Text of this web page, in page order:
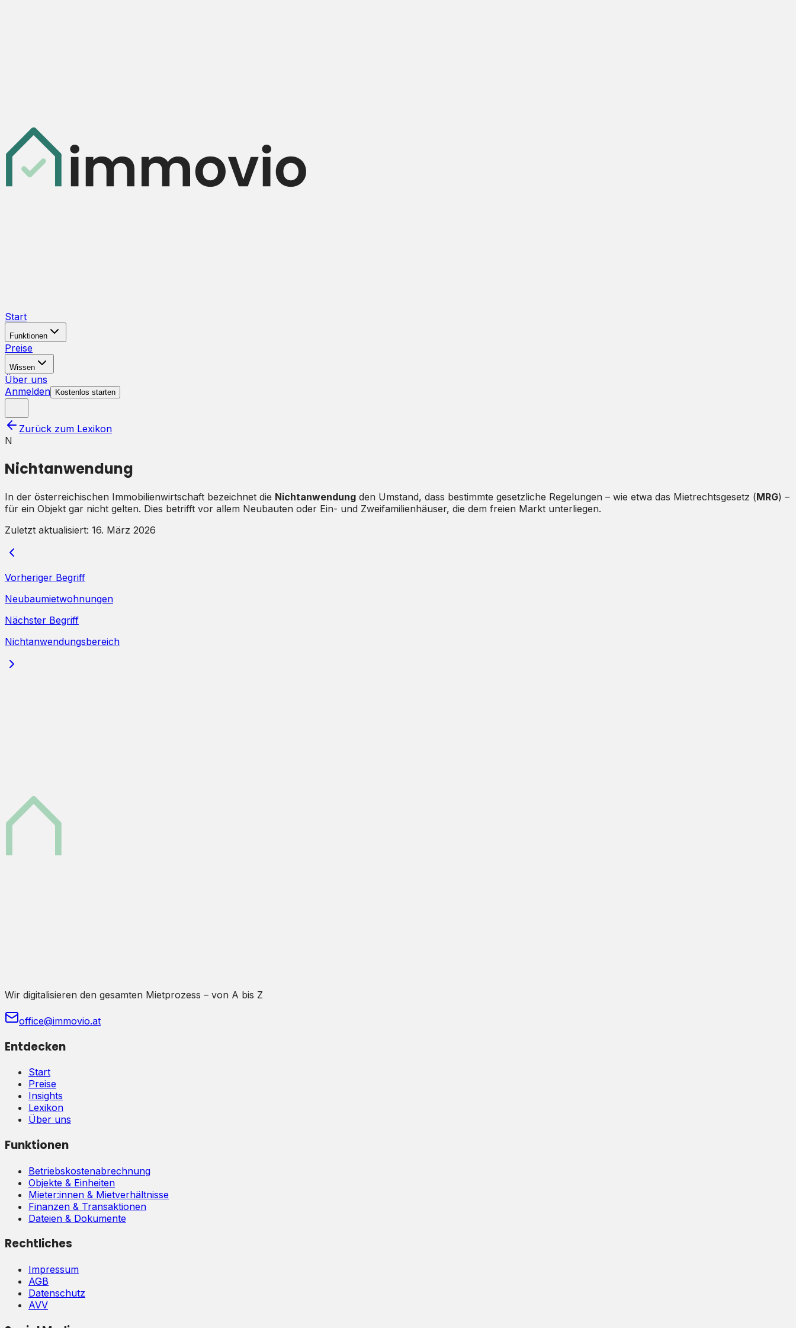
Start
Funktionen
Preise
Wissen
Über uns
Anmelden
Kostenlos starten
Zurück zum Lexikon
N
Nichtanwendung
In der österreichischen Immobilienwirtschaft bezeichnet die Nichtanwendung den Umstand, dass bestimmte gesetzliche Regelungen – wie etwa das Mietrechtsgesetz (MRG) –
für ein Objekt gar nicht gelten. Dies betrifft vor allem Neubauten oder Ein- und Zweifamilienhäuser, die dem freien Markt unterliegen.
Zuletzt aktualisiert: 16. März 2026
Vorheriger Begriff
Neubaumietwohnungen
Nächster Begriff
Nichtanwendungsbereich
Wir digitalisieren den gesamten Mietprozess – von A bis Z
office@immovio.at
Entdecken
Start
Preise
Insights
Lexikon
Über uns
Funktionen
Betriebskostenabrechnung
Objekte & Einheiten
Mieter:innen & Mietverhältnisse
Finanzen & Transaktionen
Dateien & Dokumente
Rechtliches
Impressum
AGB
Datenschutz
AVV